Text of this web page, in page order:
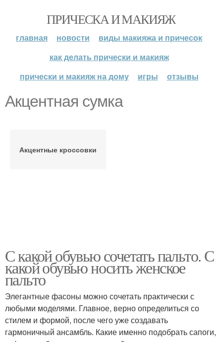
ПРИЧЕСКА И МАКИЯЖ
главная новости
виды макияжа и причесок
как делать прически и макияж
прически и макияж на дому
игры отзывы
Акцентная сумка
Акцентные кроссовки
С какой обувью сочетать пальто. С
какой обувью носить женское
пальто
Элегантные фасоны можно сочетать практически с
любыми моделями. Главное, верно определиться со
стилем и формой, после чего уже создавать
гармоничный ансамбль. Какие именно подобрать сапоги,